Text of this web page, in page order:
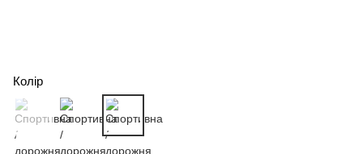
Колір